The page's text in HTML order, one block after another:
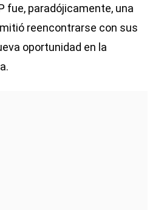
fue, paradójicamente, una
reencontrarse con sus
oportunidad en la